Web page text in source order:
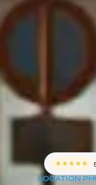
★★★★★
LOCATION